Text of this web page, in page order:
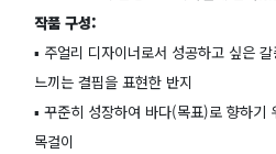
작품 구성:
▪️ 주얼리 디자이너로서 성공하고 싶은
느끼는 결핍을 표현한 반지
▪️ 꾸준히 성장하여 바다(목표)로 향하기
목걸이